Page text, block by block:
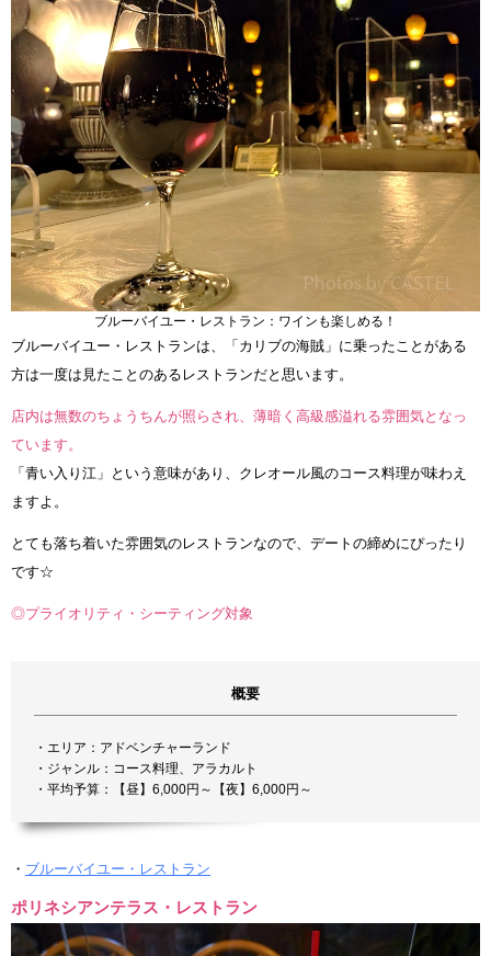
ブルーバイユー・レストラン：ワインも楽しめる！
ブルーバイユー・レストランは、「カリブの海賊」に乗ったことがある
方は一度は見たことのあるレストランだと思います。
店内は無数のちょうちんが照らされ、薄暗く高級感溢れる雰囲気となっ
ています。
「青い入り江」という意味があり、クレオール風のコース料理が味わえ
ますよ。
とても落ち着いた雰囲気のレストランなので、デートの締めにぴったり
です☆
◎プライオリティ・シーティング対象
概要
・エリア：アドベンチャーランド
・ジャンル：コース料理、アラカルト
・平均予算：【昼】6,000円～【夜】6,000円～
・ ブルーバイユー・レストラン
ポリネシアンテラス・レストラン